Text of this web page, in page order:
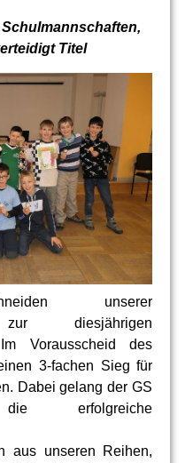
Titel
unserer
zur diesjährigen
Im Vorausscheid des
3-fachen Sieg für
Dabei gelang der GS
die erfolgreiche
aus unseren Reihen,